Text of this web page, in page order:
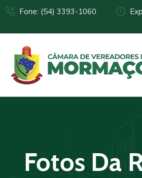
Fone: (54) 3393-1060
Fotos Da